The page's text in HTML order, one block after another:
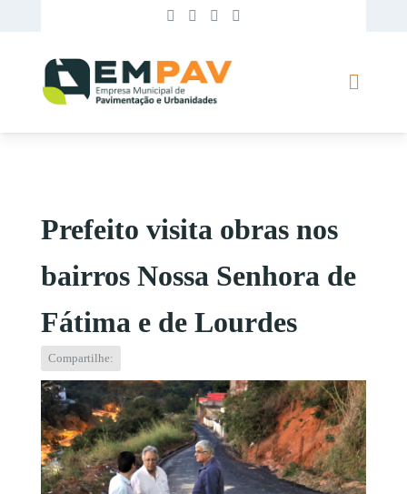
Prefeito visita obras nos
bairros Nossa Senhora de
Fátima e de Lourdes
Compartilhe: